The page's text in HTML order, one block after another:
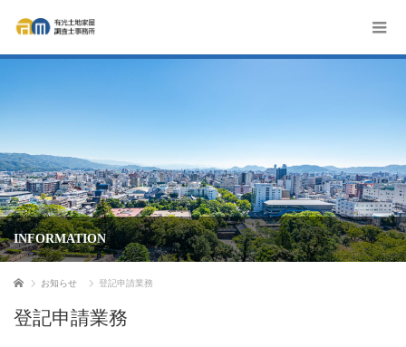
INFORMATION
ホーム お知らせ 登記申請業務
登記申請業務